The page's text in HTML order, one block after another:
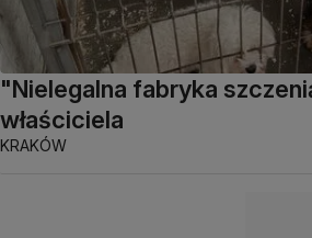
"Nielegalna fabryka
właściciela
KRAKÓW